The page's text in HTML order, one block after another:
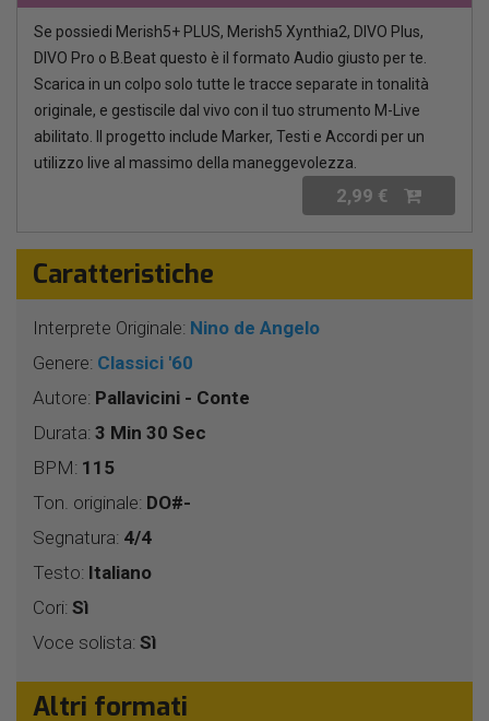
Se possiedi Merish5+ PLUS, Merish5 Xynthia2, DIVO Plus,
DIVO Pro o B.Beat questo è il formato Audio giusto per te.
Scarica in un colpo solo tutte le tracce separate in tonalità
originale, e gestiscile dal vivo con il tuo strumento M-Live
abilitato. Il progetto include Marker, Testi e Accordi per un
utilizzo live al massimo della maneggevolezza.
2,99 €
Caratteristiche
Interprete Originale: Nino de Angelo
Genere: Classici '60
Autore: Pallavicini - Conte
Durata: 3 Min 30 Sec
BPM: 115
Ton. originale: DO#-
Segnatura: 4/4
Testo: Italiano
Cori: Sì
Voce solista: Sì
Altri formati